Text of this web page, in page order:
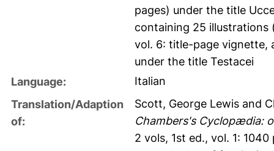
pages) under the title
containing 25 illustrations
vol. 6: title-page vignette,
under the title Testacei
Language:
Italian
Translation/Adaption
of:
Scott, George Lewis and
Chambers's Cyclopædia:
2 vols, 1st ed., vol. 1: